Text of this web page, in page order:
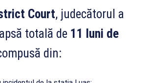
Court, judecătorul a
totală de 11 luni de
din: